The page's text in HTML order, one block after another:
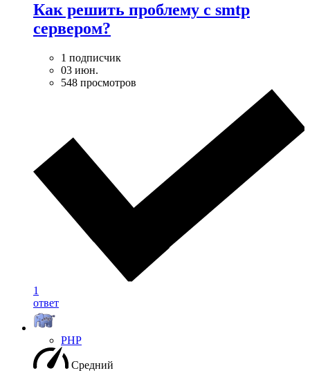
Как решить проблему с smtp
сервером?
1 подписчик
03 июн.
548 просмотров
1
ответ
PHP
Средний